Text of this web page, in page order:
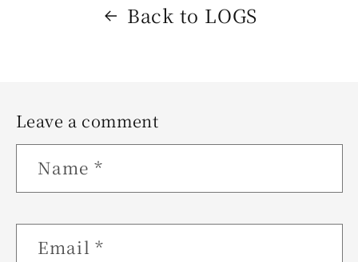
Back to LOGS
Leave a comment
Name *
Email*